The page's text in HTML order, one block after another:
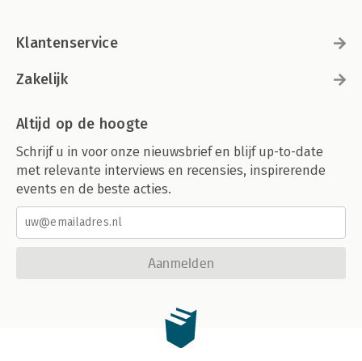
Klantenservice
Zakelijk
Altijd op de hoogte
Schrijf u in voor onze nieuwsbrief en blijf up-to-date
met relevante interviews en recensies, inspirerende
events en de beste acties.
Aanmelden